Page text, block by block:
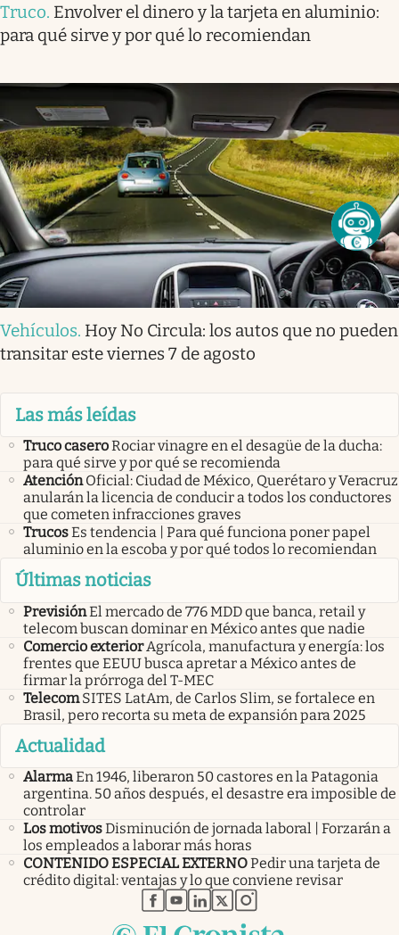
Truco. Envolver el dinero y la tarjeta en aluminio:
para qué sirve y por qué lo recomiendan
Vehículos. Hoy No Circula: los autos que no pueden
transitar este viernes 7 de agosto
Las más leídas
Truco caseroRociar vinagre en el desagüe de la ducha:
para qué sirve y por qué se recomienda
Atención Oficial: Ciudad de México, Querétaro y Veracruz
anularán la licencia de conducir a todos los conductores
que cometen infracciones graves
TrucosEs tendencia | Para qué funciona poner papel
aluminio en la escoba y por qué todos lo recomiendan
Últimas noticias
PrevisiónEl mercado de 776 MDD que banca, retail y
telecom buscan dominar en México antes que nadie
Comercio exterior Agrícola, manufactura y energía: los
frentes que EEUU busca apretar a México antes de
firmar la prórroga del T-MEC
Telecom SITES LatAm, de Carlos Slim, se fortalece en
Brasil, pero recorta su meta de expansión para 2025
Actualidad
AlarmaEn 1946, liberaron 50 castores en la Patagonia
argentina. 50 años después, el desastre era imposible de
controlar
Los motivosDisminución de jornada laboral | Forzarán a
los empleados a laborar más horas
CONTENIDO ESPECIAL EXTERNOPedir una tarjeta de
crédito digital: ventajas y lo que conviene revisar
abre en nueva pestaña
abre en nueva pestaña
abre en nueva pestaña
abre en nueva pestaña
abre en nueva pestaña